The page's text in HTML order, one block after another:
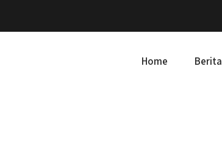
Home Berita